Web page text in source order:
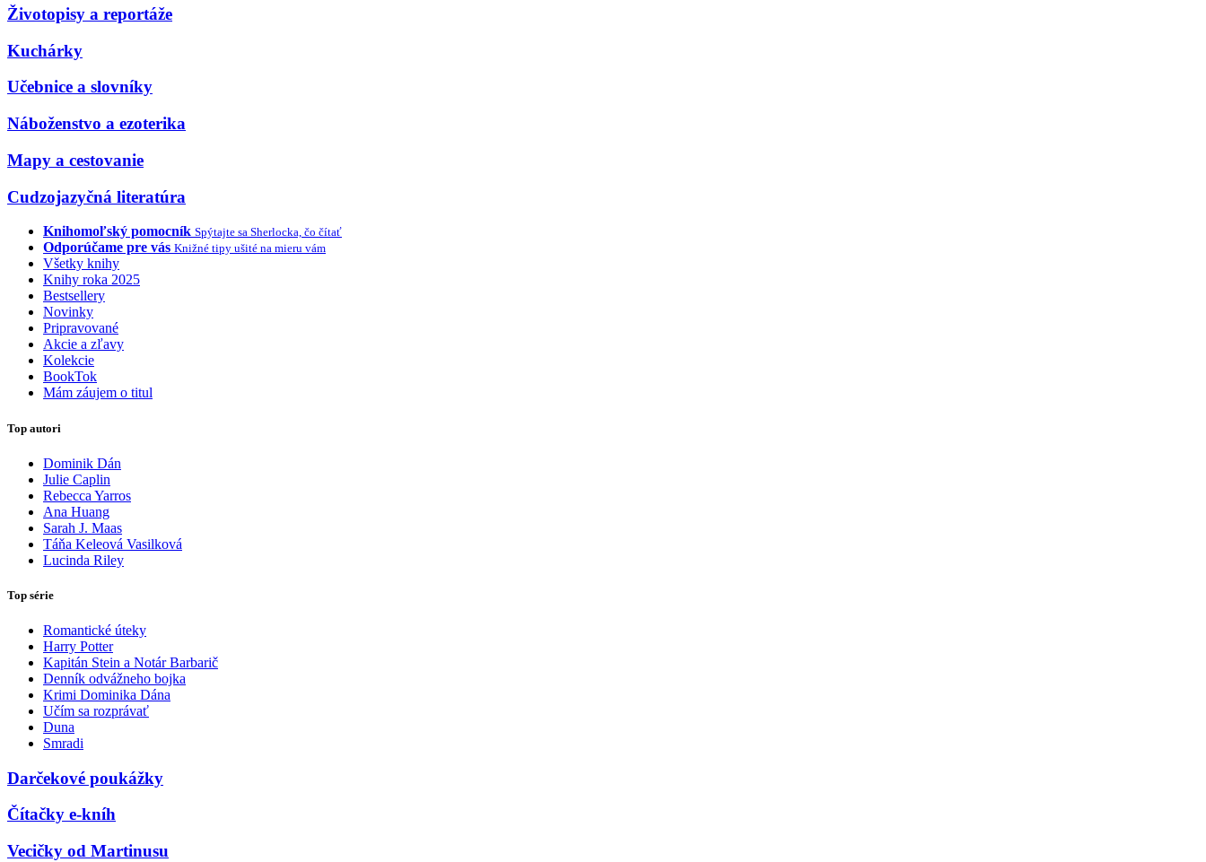
Životopisy a reportáže
Kuchárky
Učebnice a slovníky
Náboženstvo a ezoterika
Mapy a cestovanie
Cudzojazyčná literatúra
Knihomoľský pomocník Spýtajte sa Sherlocka, čo čítať
Odporúčame pre vás Knižné tipy ušité na mieru vám
Všetky knihy
Knihy roka 2025
Bestsellery
Novinky
Pripravované
Akcie a zľavy
Kolekcie
BookTok
Mám záujem o titul
Top autori
Dominik Dán
Julie Caplin
Rebecca Yarros
Ana Huang
Sarah J. Maas
Táňa Keleová Vasilková
Lucinda Riley
Top série
Romantické úteky
Harry Potter
Kapitán Stein a Notár Barbarič
Denník odvážneho bojka
Krimi Dominika Dána
Učím sa rozprávať
Duna
Smradi
Darčekové poukážky
Čítačky e-kníh
Vecičky od Martinusu